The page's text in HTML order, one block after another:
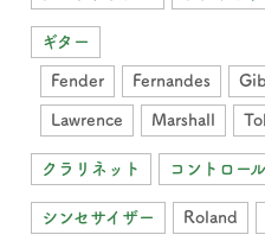
ギター
Fender Fernandes
Lawrence Marshall
クラリネット コントロー
シンセサイザー Roland